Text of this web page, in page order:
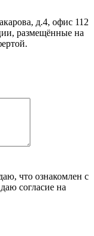
д.4, офис 112
размещённые на
что ознакомлен с
согласие на